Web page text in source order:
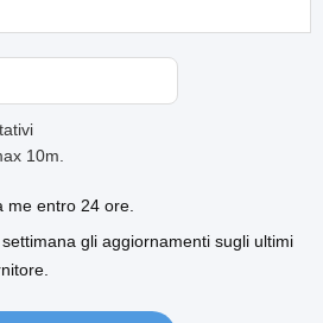
10m.
me entro 24 ore.
gli aggiornamenti sugli ultimi